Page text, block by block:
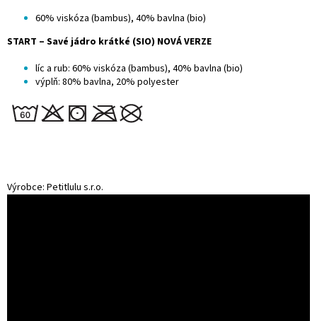
60% viskóza (bambus), 40% bavlna (bio)
START – Savé jádro krátké (SIO) NOVÁ VERZE
líc a rub: 60% viskóza (bambus), 40% bavlna (bio)
výplň: 80% bavlna, 20% polyester
Výrobce: Petitlulu s.r.o.